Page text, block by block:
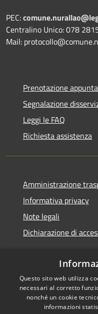
PEC:
Centralino Unico: 078
Mail:
Prenotazione
Segnalazione
Leggi le FAQ
Richiesta assistenza
Amministrazione
Informativa privacy
Note legali
Dichiarazione di
RSS
Accessibilità
Questo sito web utilizza
necessari al corretto
nonché un cookie
informazioni